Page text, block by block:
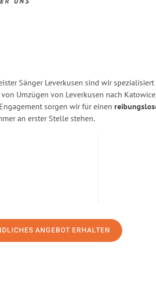
Sänger Leverkusen sind wir
Umzügen von Leverkusen nach
sorgen wir für einen
an erster Stelle stehen.
ANGEBOT ERHALTEN